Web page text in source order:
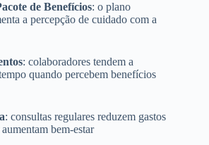
de Benefícios: o plano
a percepção de cuidado com a
: colaboradores tendem a
quando percebem benefícios
: consultas regulares reduzem gastos
bem-estar